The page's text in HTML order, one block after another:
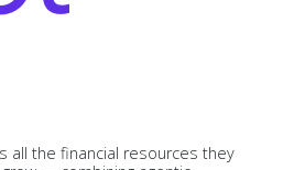
all the financial resources they